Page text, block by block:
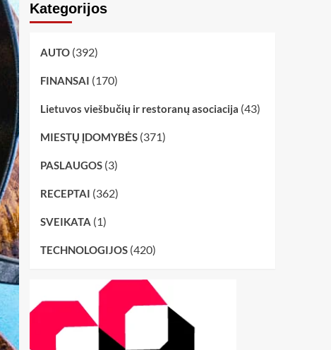
Kategorijos
AUTO(392)
FINANSAI (170)
Lietuvos viešbučių ir restoranų asociacija (43)
MIESTŲ ĮDOMYBĖS(371)
PASLAUGOS(3)
RECEPTAI (362)
SVEIKATA (1)
TECHNOLOGIJOS(420)